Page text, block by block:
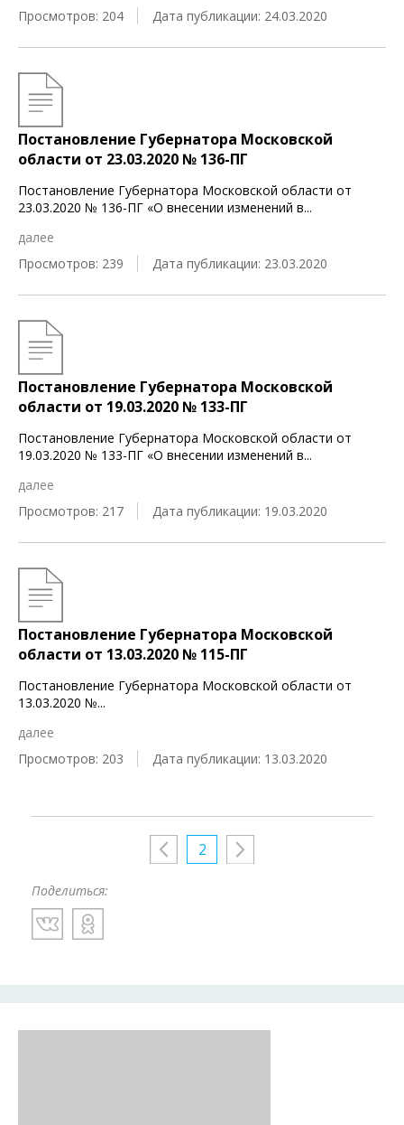
Просмотров: 204
Дата публикации: 24.03.2020
Постановление Губернатора Московской
области от 23.03.2020 № 136-ПГ
Постановление Губернатора Московской области от
23.03.2020 № 136-ПГ «О внесении изменений в...
далее
Просмотров: 239
Дата публикации: 23.03.2020
Постановление Губернатора Московской
области от 19.03.2020 № 133-ПГ
Постановление Губернатора Московской области от
19.03.2020 № 133-ПГ «О внесении изменений в...
далее
Просмотров: 217
Дата публикации: 19.03.2020
Постановление Губернатора Московской
области от 13.03.2020 № 115-ПГ
Постановление Губернатора Московской области от
13.03.2020 №...
далее
Просмотров: 203
Дата публикации: 13.03.2020
2
Поделиться: